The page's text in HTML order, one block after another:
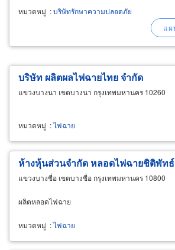
อาคาร และสถานที่ สร้างความประทับใจให้กับผู้ว่า
จ้าง ตัวอย่างการให้บริการรปภ.รับจ้างครบวงจร
สำหรับออฟฟิศสำนักงาน โรงงานที่มีบริเวณกว้าง
ขวางหลายส่วน
หมวดหมู่ :บริษัทรักษาความปลอดภัย
บริษัท ผลิตผลไฟฉายไทย จำกัด
แขวงบางนา เขตบางนา กรุงเทพมหานคร 10260
หมวดหมู่ :ไฟฉาย
ห้างหุ้นส่วนจำกัด หลอดไฟฉายชิติพัทธ์
แขวงบางซื่อ เขตบางซื่อ กรุงเทพมหานคร 10800
ผลิตหลอดไฟฉาย
หมวดหมู่ :ไฟฉาย